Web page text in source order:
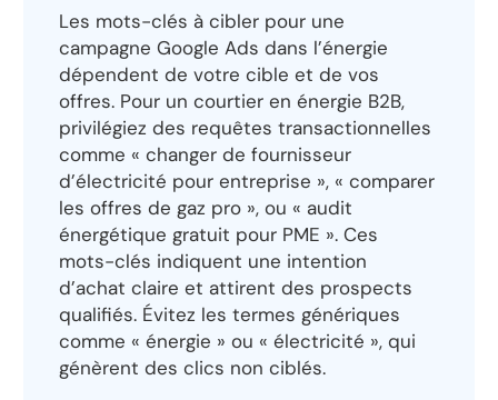
Les mots-clés à cibler pour une
campagne Google Ads dans l’énergie
dépendent de votre cible et de vos
offres. Pour un courtier en énergie B2B,
privilégiez des requêtes transactionnelles
comme « changer de fournisseur
d’électricité pour entreprise », « comparer
les offres de gaz pro », ou « audit
énergétique gratuit pour PME ». Ces
mots-clés indiquent une intention
d’achat claire et attirent des prospects
qualifiés. Évitez les termes génériques
comme « énergie » ou « électricité », qui
génèrent des clics non ciblés.